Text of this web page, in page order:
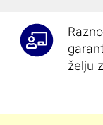
želju